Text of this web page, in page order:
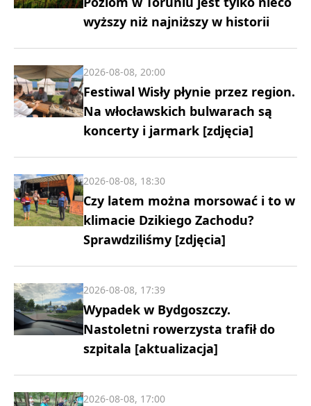
wyższy niż najniższy w historii
Festiwal Wisły płynie przez region.
Na włocławskich bulwarach są
koncerty i jarmark [zdjęcia]
2026-08-08, 20:00
Czy latem można morsować i to w
klimacie Dzikiego Zachodu?
Sprawdziliśmy [zdjęcia]
2026-08-08, 18:30
Wypadek w Bydgoszczy.
Nastoletni rowerzysta trafił do
szpitala [aktualizacja]
2026-08-08, 17:39
2026-08-08, 17:00